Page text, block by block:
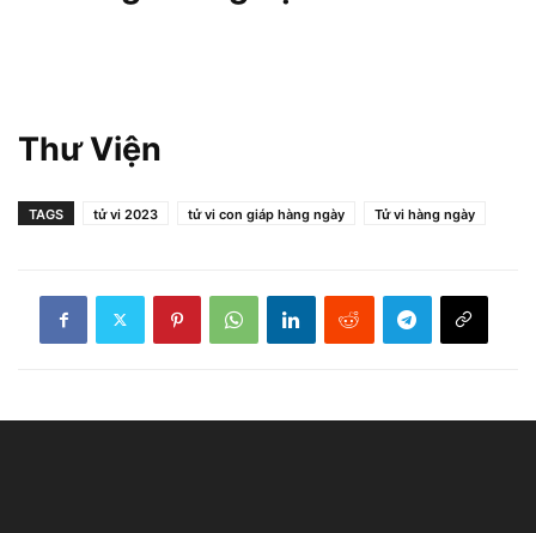
Thư Viện
TAGS tử vi 2023 tử vi con giáp hàng ngày Tử vi hàng ngày